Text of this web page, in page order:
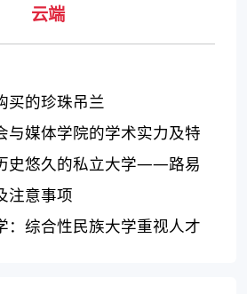
云端
买的珍珠吊兰
与媒体学院的学术实力及特
史悠久的私立大学——路易
注意事项
：综合性民族大学重视人才